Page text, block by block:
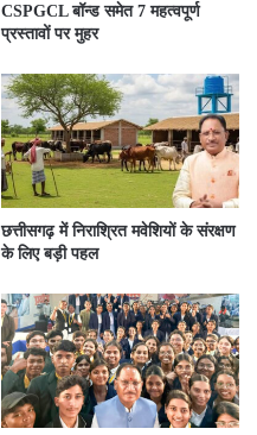
CSPGCL बॉन्ड समेत 7 महत्वपूर्ण
प्रस्तावों पर मुहर
छत्तीसगढ़ में निराश्रित मवेशियों के संरक्षण
के लिए बड़ी पहल